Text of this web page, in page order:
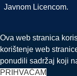
Javnom Licencom.
Ova web stranica
korištenje web
ponudili sadržaj koji
PRIHVAĆAM